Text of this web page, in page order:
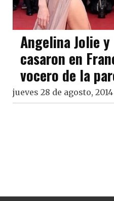
Angelina Jolie
casaron en
vocero de la
jueves 28 de agosto, 2014